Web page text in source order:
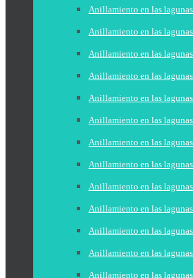
Anillamiento en las
Anillamiento en las
Anillamiento en las
Anillamiento en las
Anillamiento en las
Anillamiento en las
Anillamiento en las
Anillamiento en las
Anillamiento en las
Anillamiento en las
Anillamiento en las
Anillamiento en las
Anillamiento en las